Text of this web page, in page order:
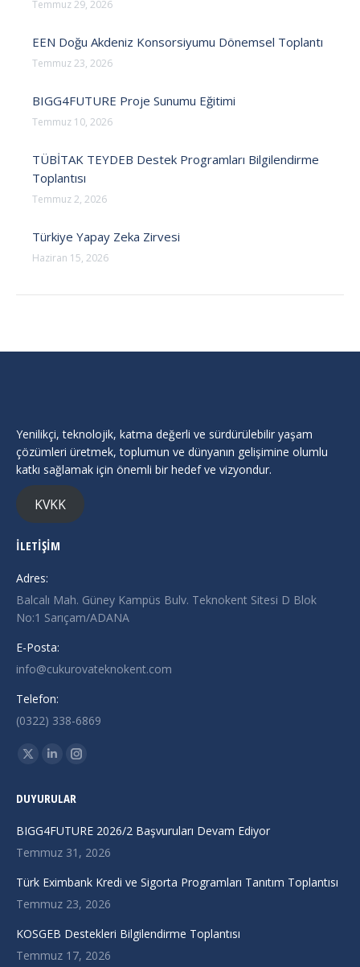
Temmuz 29, 2026
EEN Doğu Akdeniz Konsorsiyumu Dönemsel Toplantı
Temmuz 23, 2026
BIGG4FUTURE Proje Sunumu Eğitimi
Temmuz 10, 2026
TÜBİTAK TEYDEB Destek Programları Bilgilendirme
Toplantısı
Temmuz 2, 2026
Türkiye Yapay Zeka Zirvesi
Haziran 15, 2026
Yenilikçi, teknolojik, katma değerli ve sürdürülebilir yaşam
çözümleri üretmek, toplumun ve dünyanın gelişimine olumlu
katkı sağlamak için önemli bir hedef ve vizyondur.
KVKK
İLETİŞİM
Adres:
Balcalı Mah. Güney Kampüs Bulv. Teknokent Sitesi D Blok
No:1 Sarıçam/ADANA
E-Posta:
info@cukurovateknokent.com
Telefon:
(0322) 338-6869
Find us on:
X
opens
in
Linkedin
opens
in
new
Instagram
opens
in
new
DUYURULAR
BIGG4FUTURE 2026/2 Başvuruları Devam Ediyor
Temmuz 31, 2026
Türk Eximbank Kredi ve Sigorta Programları Tanıtım Toplantısı
Temmuz 23, 2026
KOSGEB Destekleri Bilgilendirme Toplantısı
Temmuz 17, 2026